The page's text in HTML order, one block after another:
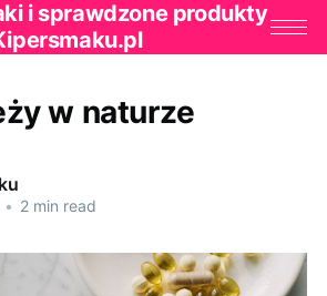
i sprawdzone produkty
w naturze
• 2 min read